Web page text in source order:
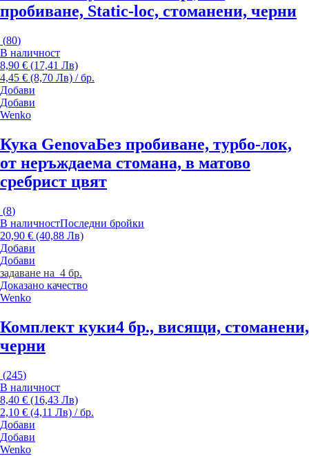
пробиване, Static-loc, стоманени, черни
(80)
В наличност
8,90 € (17,41 Лв)
4,45 € (8,70 Лв) / бр.
Добави
Добави
Wenko
Кука GenovaБез пробиване, турбо-лок,
от неръждаема стомана, в матово
сребрист цвят
(8)
В наличностПоследни бройки
20,90 € (40,88 Лв)
Добави
Добави
задаване на 4 бр.
Доказано качество
Wenko
Комплект куки4 бр., висящи, стоманени,
черни
(245)
В наличност
8,40 € (16,43 Лв)
2,10 € (4,11 Лв) / бр.
Добави
Добави
Wenko